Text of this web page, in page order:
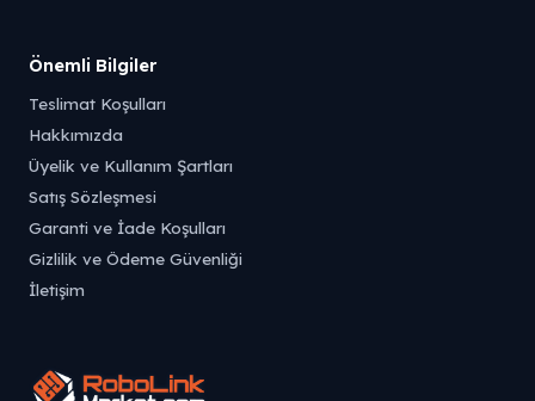
Önemli Bilgiler
Teslimat Koşulları
Hakkımızda
Üyelik ve Kullanım Şartları
Satış Sözleşmesi
Garanti ve İade Koşulları
Gizlilik ve Ödeme Güvenliği
İletişim